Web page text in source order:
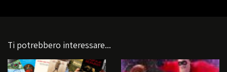
Ti potrebbero interessare...